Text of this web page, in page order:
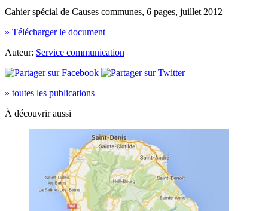
Cahier spécial de Causes communes, 6 pages, juillet 2012
» Télécharger le document
Auteur: Service communication
» toutes les publications
À découvrir aussi